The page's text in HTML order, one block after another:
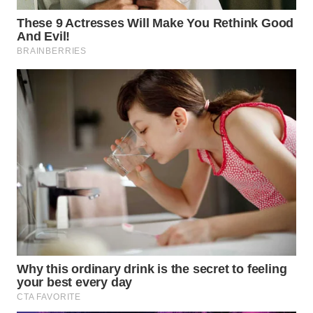
PADANG
LAWAS
WN
SUMEDANG
WN
KEPULAUAN
SERIBU
WN
TANGERANG
WN